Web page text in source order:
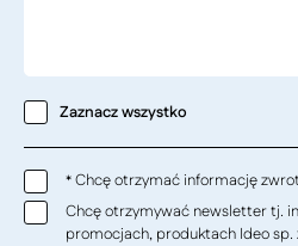
Zaznacz wszystko
*Chcę otrzymać informację
Chcę otrzymywać newsletter tj.
promocjach, produktach Ideo sp.